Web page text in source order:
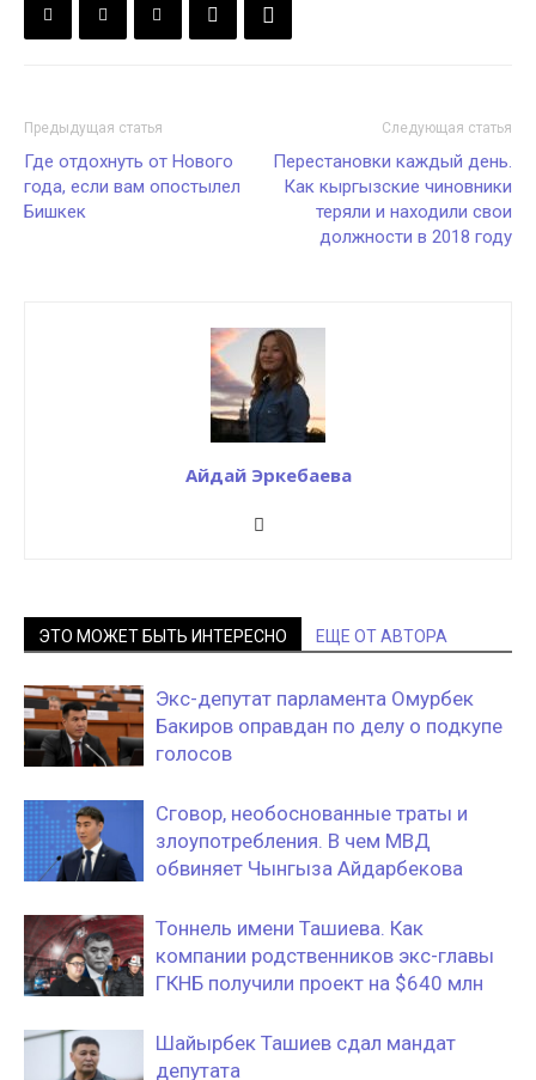
Предыдущая статья
Где отдохнуть от Нового
года, если вам опостылел
Бишкек
Следующая статья
Перестановки каждый день.
Как кыргызские чиновники
теряли и находили свои
должности в 2018 году
Айдай Эркебаева
ЭТО МОЖЕТ БЫТЬ ИНТЕРЕСНО ЕЩЕ ОТ АВТОРА
Экс-депутат парламента Омурбек
Бакиров оправдан по делу о подкупе
голосов
Сговор, необоснованные траты и
злоупотребления. В чем МВД
обвиняет Чынгыза Айдарбекова
Тоннель имени Ташиева. Как
компании родственников экс-главы
ГКНБ получили проект на $640 млн
Шайырбек Ташиев сдал мандат
депутата